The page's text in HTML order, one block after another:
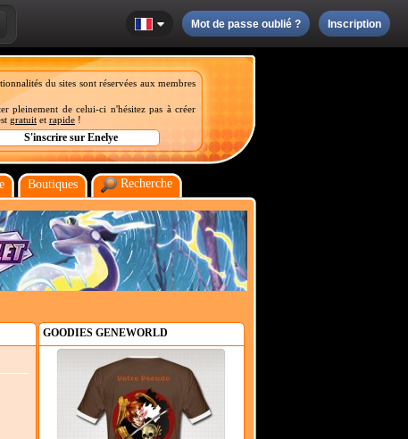
Mot de passe oublié ? Inscription
du sites sont réservées aux membres
pleinement de celui-ci n'hésitez pas à créer
gratuit et rapide !
Boutiques Recherche
GOODIES GENEWORLD